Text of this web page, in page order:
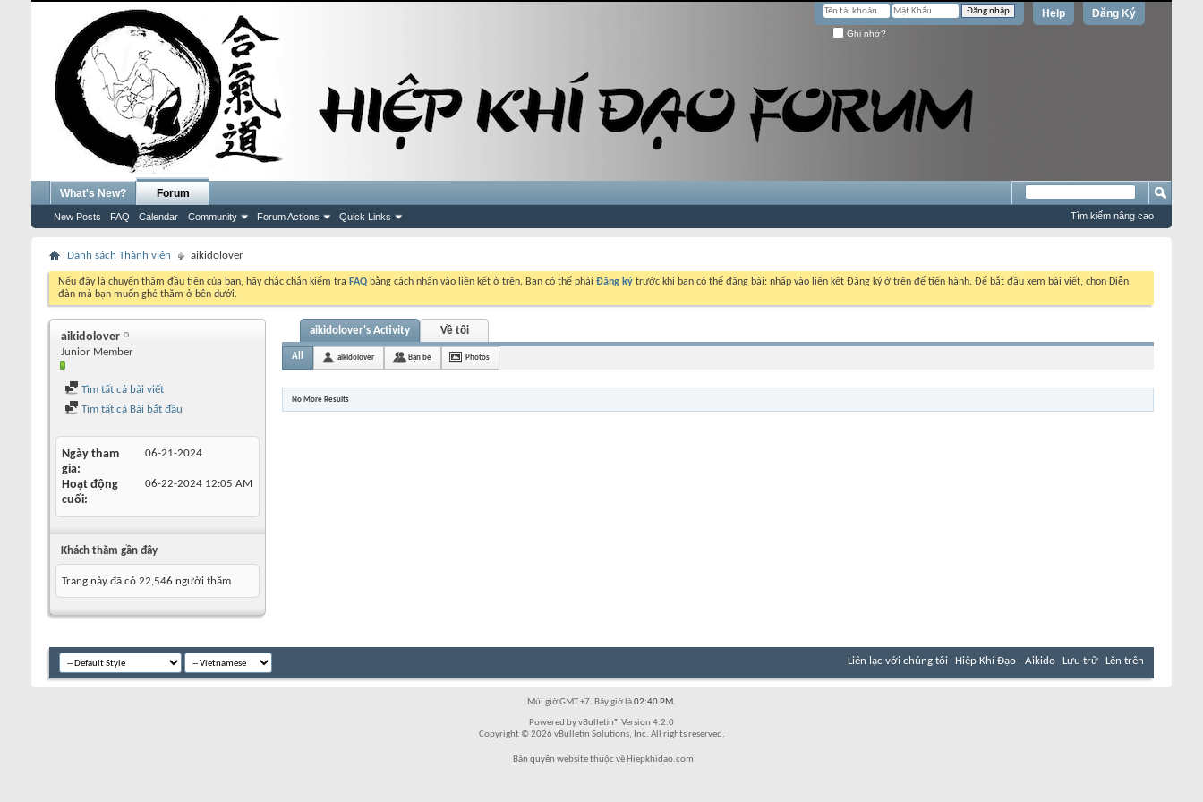
Đăng Ký
Help
Ghi nhớ?
What's New? Forum
New Posts FAQ Calendar Community Forum Actions Quick Links Tìm kiếm nâng cao
Danh sách Thành viên aikidolover
Nếu đây là chuyến thăm đầu tiên của bạn, hãy chắc chắn kiểm tra FAQ bằng cách nhấn vào liên kết ở trên. Bạn có thể phải Đăng ký trước khi bạn có thể đăng bài: nhấp vào liên kết Đăng ký ở trên để tiến hành. Để bắt đầu xem bài viết, chọn Diễn
đàn mà bạn muốn ghé thăm ở bên dưới.
aikidolover
Junior Member
Tìm tất cả bài viết
Tìm tất cả Bài bắt đầu
Ngày tham
gia
06-21-2024
Hoạt động
cuối
06-22-2024 12:05 AM
Khách thăm gần đây
Trang này đã có 22,546 người thăm
aikidolover's Activity Về tôi
All aikidolover Bạn bè Photos
No More Results
Liên lạc với chúng tôi Hiệp Khí Đạo - Aikido Lưu trữ Lên trên
Múi giờ GMT +7. Bây giờ là02:40 PM.
Powered by vBulletin® Version 4.2.0
Copyright © 2026 vBulletin Solutions, Inc. All rights reserved.
Bản quyền website thuộc về Hiepkhidao.com